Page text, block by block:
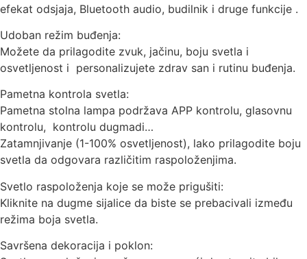
efekat odsjaja, Bluetooth audio, budilnik i druge funkcije .
Udoban režim buđenja:
Možete da prilagodite zvuk, jačinu, boju svetla i
osvetljenost i personalizujete zdrav san i rutinu buđenja.
Pametna kontrola svetla:
Pametna stolna lampa podržava APP kontrolu, glasovnu
kontrolu, kontrolu dugmadi…
Zatamnjivanje (1-100% osvetljenost), lako prilagodite boju
svetla da odgovara različitim raspoloženjima.
Svetlo raspoloženja koje se može prigušiti:
Kliknite na dugme sijalice da biste se prebacivali između
režima boja svetla.
Savršena dekoracija i poklon: